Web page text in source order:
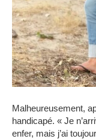
Malheureusement,
handicapé. « Je
enfer, mais j’ai